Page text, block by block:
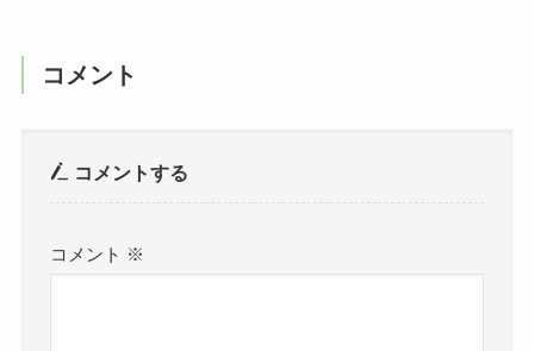
コメント
コメントする
コメント ※